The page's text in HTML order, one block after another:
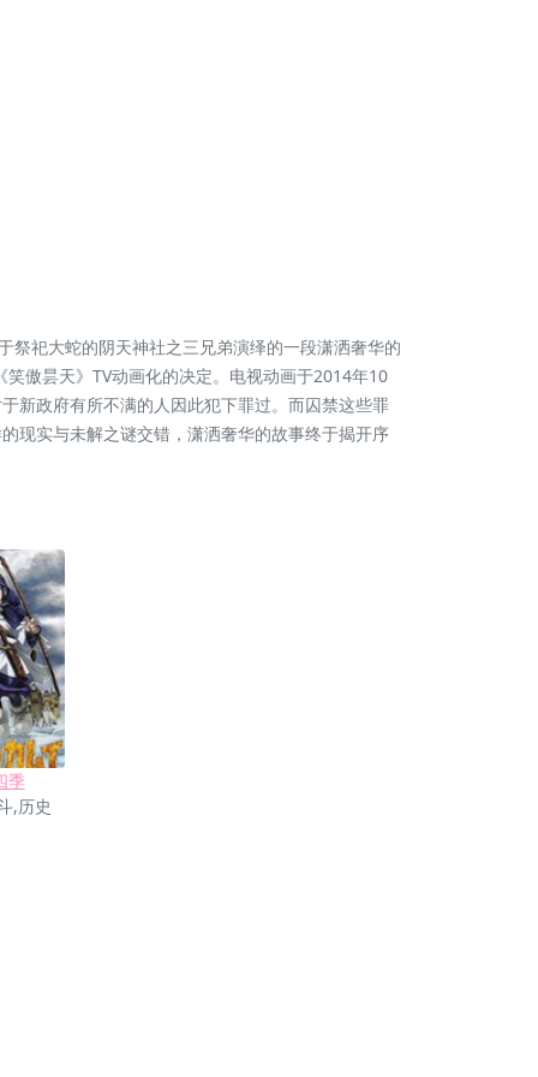
祀大蛇的阴天神社之三兄弟演绎的一段潇洒奢华的
傲昙天》TV动画化的决定。电视动画于2014年10
新政府有所不满的人因此犯下罪过。而囚禁这些罪
现实与未解之谜交错，潇洒奢华的故事终于揭开序
季
,历史